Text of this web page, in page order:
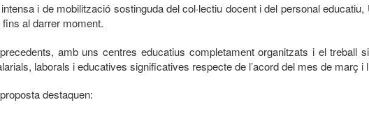
i de mobilització sostinguda del col·lectiu docent i del personal
al darrer moment.
amb uns centres educatius completament organitzats i el treball
laborals i educatives significatives respecte de l’acord del mes de març i
destaquen: